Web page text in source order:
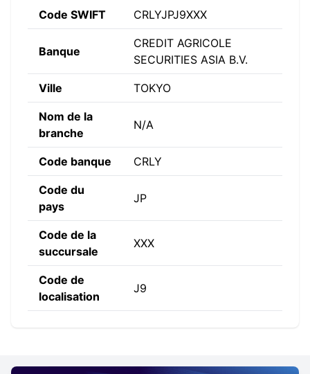
Code SWIFT CRLYJPJ9XXX
Banque
CREDIT AGRICOLE
SECURITIES ASIA B.V.
Ville TOKYO
Nom de la
branche
N/A
Code banque CRLY
Code du
pays
JP
Code de la
succursale
XXX
Code de
localisation
J9